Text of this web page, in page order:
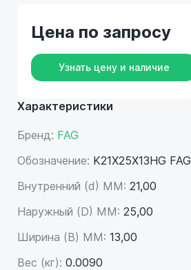
Характеристики
Бренд: FAG
Обозначение: K21X25X13HG FAG
Внутренний (d) ММ: 21,00
Наружный (D) ММ: 25,00
Ширина (B) MM: 13,00
Вес (кг): 0.0090
Цена по запросу
Узнать цену и наличие